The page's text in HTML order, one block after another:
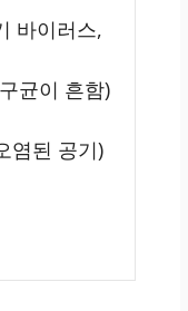
바이러스,
균이 흔함)
염된 공기)